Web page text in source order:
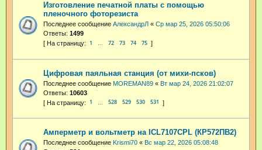
Изготовление печатной платы с помощью
пленочного фоторезиста
Последнее сообщение АлександрЛ « Ср мар 25, 2026 05:50:06
Ответы: 1499
1 … 72 73 74 75
Цифровая паяльная станция (от михи-псков)
Последнее сообщение MOREMAN89 « Вт мар 24, 2026 21:02:07
Ответы: 10603
1 528 529 530 531
Амперметр и вольтметр на ICL7107CPL (КР572ПВ2)
Последнее сообщение Krismi70 « Вс мар 22, 2026 05:08:48